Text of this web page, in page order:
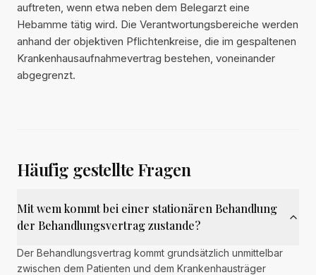
auftreten, wenn etwa neben dem Belegarzt eine
Hebamme tätig wird. Die Verantwortungsbereiche werden
anhand der objektiven Pflichtenkreise, die im gespaltenen
Krankenhausaufnahmevertrag bestehen, voneinander
abgegrenzt.
Häufig gestellte Fragen
Mit wem kommt bei einer stationären Behandlung
der Behandlungsvertrag zustande?
Der Behandlungsvertrag kommt grundsätzlich unmittelbar
zwischen dem Patienten und dem Krankenhausträger